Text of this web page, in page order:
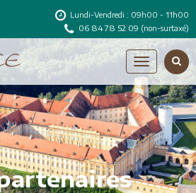
Lundi-Vendredi : 09h00 - 11h00
06 84 78 52 09 (non-surtaxé)